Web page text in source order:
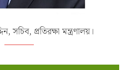
সচিব, প্রতিরক্ষা মন্ত্রণালয়।